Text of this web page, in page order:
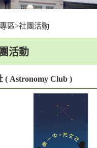
區>社團活動
活動
( Astronomy Club )